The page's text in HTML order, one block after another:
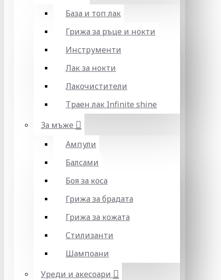
База и топ лак
Грижа за ръце и нокти
Инструменти
Лак за нокти
Лакочистители
Траен лак Infinite shine
За мъже
Ампули
Балсами
Боя за коса
Грижа за брадата
Грижа за кожата
Стилизанти
Шампоани
Уреди и акесоари